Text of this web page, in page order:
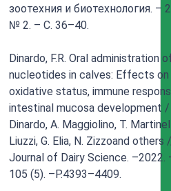
зоотехния и биотехнология. –
№ 2. – С. 36–40.
Dinardo, F.R. Oral administration
nucleotides in calves: Effects on
oxidative status, immune
intestinal mucosa development /
Dinardo, A. Maggiolino, T.
Liuzzi, G. Elia, N. Zizzoand others
Journal of Dairy Science.
105 (5). –P.4393–4409.